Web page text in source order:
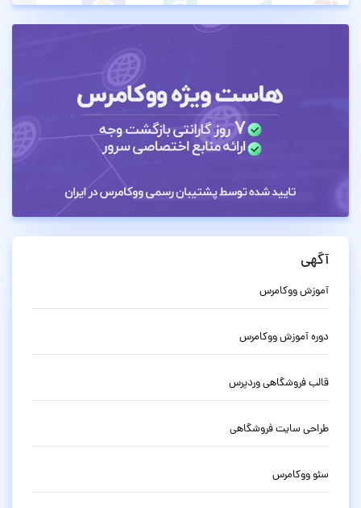
آگهی
آموزش ووکامرس
دوره آموزش ووکامرس
قالب فروشگاهی وردپرس
طراحی سایت فروشگاهی
سئو ووکامرس